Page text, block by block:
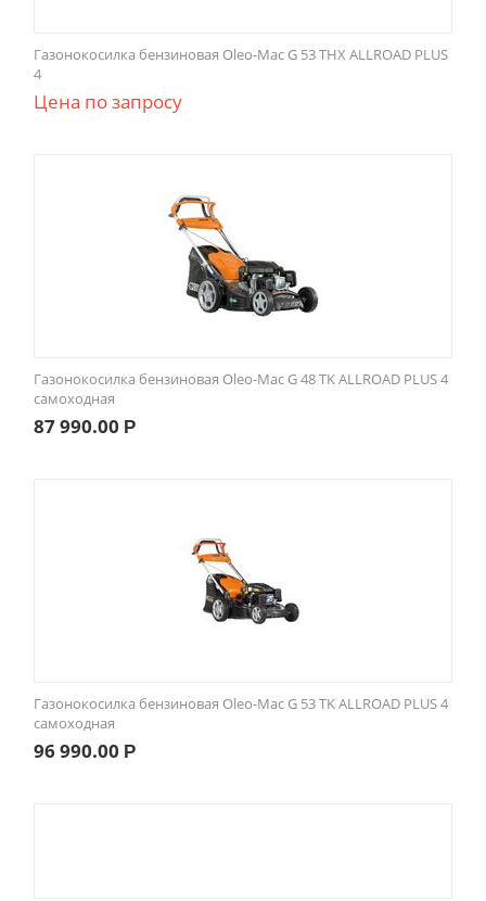
Газонокосилка бензиновая Oleo-Mac G 53 THX ALLROAD PLUS
4
Цена по запросу
Газонокосилка бензиновая Oleo-Mac G 48 TK ALLROAD PLUS 4
самоходная
87 990.00 Р
Газонокосилка бензиновая Oleo-Mac G 53 TK ALLROAD PLUS 4
самоходная
96 990.00 Р